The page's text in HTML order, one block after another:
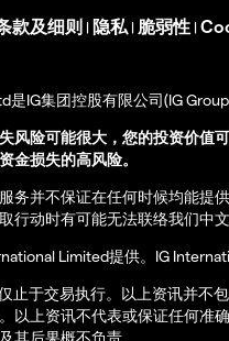
款及细则 | 隐私 | 脆弱性 |
是IG集团控股有限公司(IG
风险可能很大，您的投资价值
金损失的高风险。
务并不保证在任何时候均能提
行动时有可能无法联络我们中文
Limited提供。IG
止于交易执行。以上资讯并不
以上资讯不代表或保证任何准